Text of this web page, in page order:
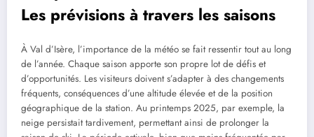
Les prévisions à travers les saisons
À Val d’Isère, l’importance de la météo se fait ressentir tout au long
de l’année. Chaque saison apporte son propre lot de défis et
d’opportunités. Les visiteurs doivent s’adapter à des changements
fréquents, conséquences d’une altitude élevée et de la position
géographique de la station. Au printemps 2025, par exemple, la
neige persistait tardivement, permettant ainsi de prolonger la